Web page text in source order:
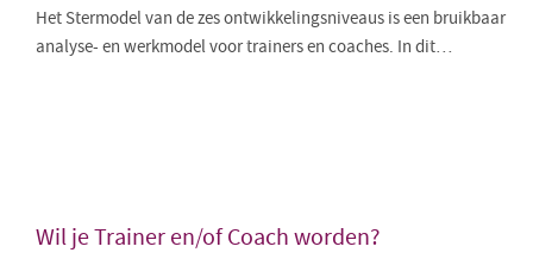
Het Stermodel van de zes ontwikkelingsniveaus is een bruikbaar
analyse- en werkmodel voor trainers en coaches. In dit…
Wil je Trainer en/of Coach worden?